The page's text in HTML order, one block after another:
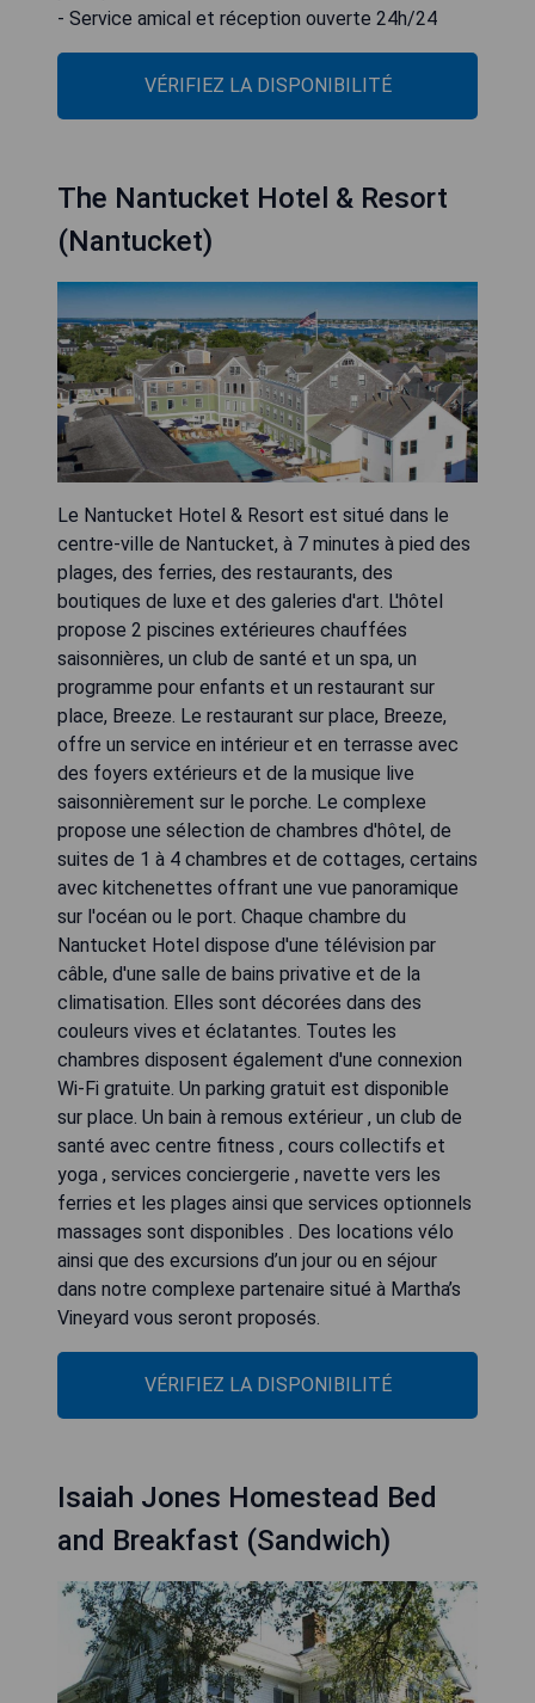
- Service amical et réception ouverte 24h/24
VÉRIFIEZ LA DISPONIBILITÉ
The Nantucket Hotel & Resort
(Nantucket)
Le Nantucket Hotel & Resort est situé dans le
centre-ville de Nantucket, à 7 minutes à pied des
plages, des ferries, des restaurants, des
boutiques de luxe et des galeries d'art. L'hôtel
propose 2 piscines extérieures chauffées
saisonnières, un club de santé et un spa, un
programme pour enfants et un restaurant sur
place, Breeze. Le restaurant sur place, Breeze,
offre un service en intérieur et en terrasse avec
des foyers extérieurs et de la musique live
saisonnièrement sur le porche. Le complexe
propose une sélection de chambres d'hôtel, de
suites de 1 à 4 chambres et de cottages, certains
avec kitchenettes offrant une vue panoramique
sur l'océan ou le port. Chaque chambre du
Nantucket Hotel dispose d'une télévision par
câble, d'une salle de bains privative et de la
climatisation. Elles sont décorées dans des
couleurs vives et éclatantes. Toutes les
chambres disposent également d'une connexion
Wi-Fi gratuite. Un parking gratuit est disponible
sur place. Un bain à remous extérieur , un club de
santé avec centre fitness , cours collectifs et
yoga , services conciergerie , navette vers les
ferries et les plages ainsi que services optionnels
massages sont disponibles . Des locations vélo
ainsi que des excursions d’un jour ou en séjour
dans notre complexe partenaire situé à Martha’s
VÉRIFIEZ LA DISPONIBILITÉ
Isaiah Jones Homestead Bed
and Breakfast (Sandwich)